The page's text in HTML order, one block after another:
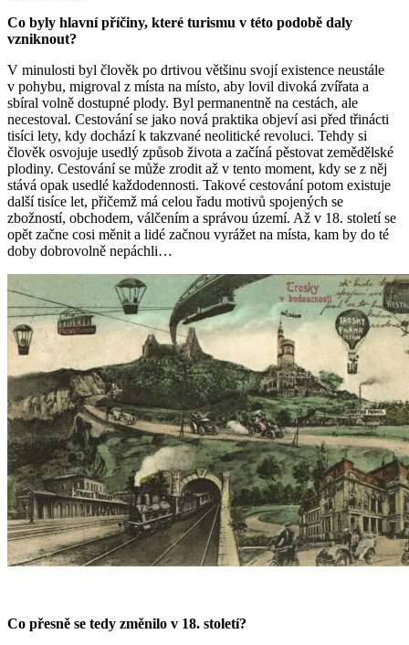
Co byly hlavní příčiny, které turismu v této podobě daly
vzniknout?
V minulosti byl člověk po drtivou většinu svojí existence neustále
v pohybu, migroval z místa na místo, aby lovil divoká zvířata a
sbíral volně dostupné plody. Byl permanentně na cestách, ale
necestoval. Cestování se jako nová praktika objeví asi před třinácti
tisíci lety, kdy dochází k takzvané neolitické revoluci. Tehdy si
člověk osvojuje usedlý způsob života a začíná pěstovat zemědělské
plodiny. Cestování se může zrodit až v tento moment, kdy se z něj
stává opak usedlé každodennosti. Takové cestování potom existuje
další tisíce let, přičemž má celou řadu motivů spojených se
zbožností, obchodem, válčením a správou území. Až v 18. století se
opět začne cosi měnit a lidé začnou vyrážet na místa, kam by do té
doby dobrovolně nepáchli…
Co přesně se tedy změnilo v 18. století?